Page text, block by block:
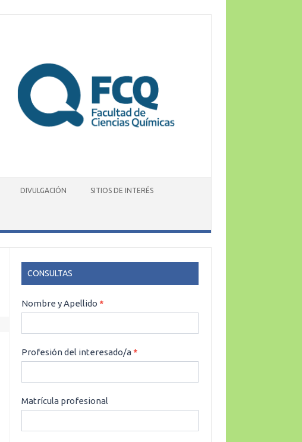
DIVULGACIÓN SITIOS DE INTERÉS
CONSULTAS
CONSULTAS
Nombre y Apellido*
Profesión del interesado/a*
Matrícula profesional